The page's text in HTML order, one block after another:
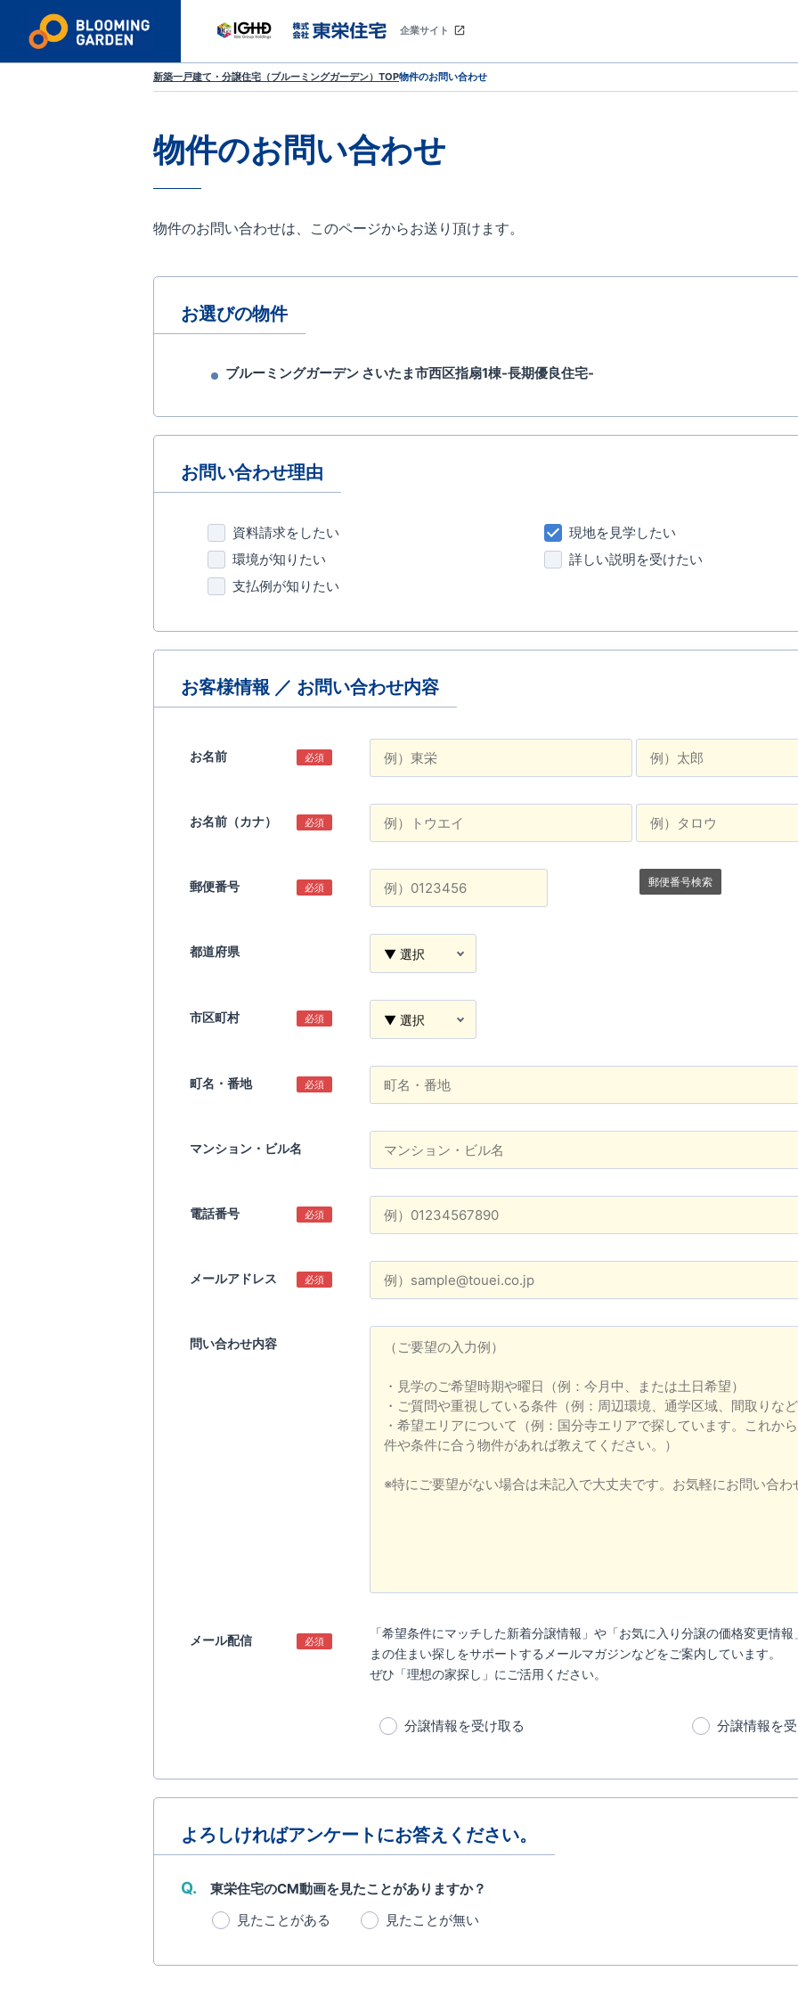
企業サイト
新築一戸建て・分譲住宅（ブルーミングガーデン）TOP物件のお問い合わせ
物件のお問い合わせ
物件のお問い合わせは、このページからお送り頂けます。
お選びの物件
ブルーミングガーデン さいたま市西区指扇1棟-長期優良住宅-
お問い合わせ理由
資料請求をしたい
現地を見学したい
環境が知りたい
詳しい説明を受けたい
支払例が知りたい
お客様情報 ／ お問い合わせ内容
お名前 必須
お名前（カナ） 必須
郵便番号 必須 郵便番号検索
都道府県
市区町村 必須
町名・番地 必須
マンション・ビル名
電話番号 必須
メールアドレス 必須
問い合わせ内容
メール配信 必須
「希望条件にマッチした新着分譲情報」や「お気に入り分譲の価格変更情
まの住まい探しをサポートするメールマガジンなどをご案内しています。
ぜひ「理想の家探し」にご活用ください。
分譲情報を受け取る 分譲情報を
よろしければアンケートにお答えください。
Q. 東栄住宅のCM動画を見たことがありますか？
見たことがある
見たことが無い